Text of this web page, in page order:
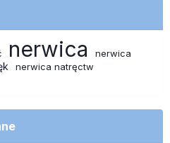
nerwica
nerwica
nerwica natręctw